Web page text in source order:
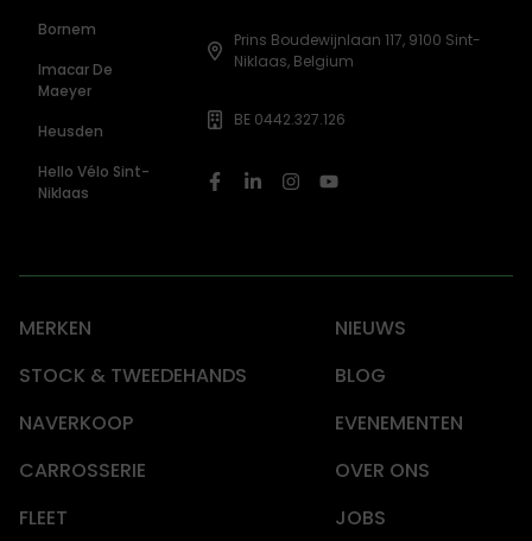
Bornem
Imacar De
Maeyer
Heusden
Hello Vélo Sint-
Niklaas
Prins Boudewijnlaan 117, 9100 Sint-
Niklaas, Belgium
BE 0442.327.126
MERKEN
NIEUWS
STOCK & TWEEDEHANDS
BLOG
NAVERKOOP
EVENEMENTEN
CARROSSERIE
OVER ONS
FLEET
JOBS